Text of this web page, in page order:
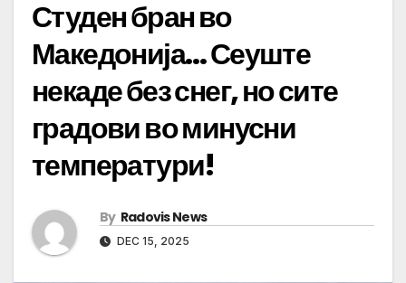
Студен бран во
Македонија… Сеуште
некаде без снег, но сите
градови во минусни
температури!
By Radovis News
DEC 15, 2025